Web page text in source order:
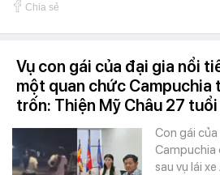
Chia sẻ
Vụ con gái của đại gia nổi
một quan chức Campuchia
trốn: Thiện Mỹ Châu 27
Con gái
Campuchia
sau vụ lái